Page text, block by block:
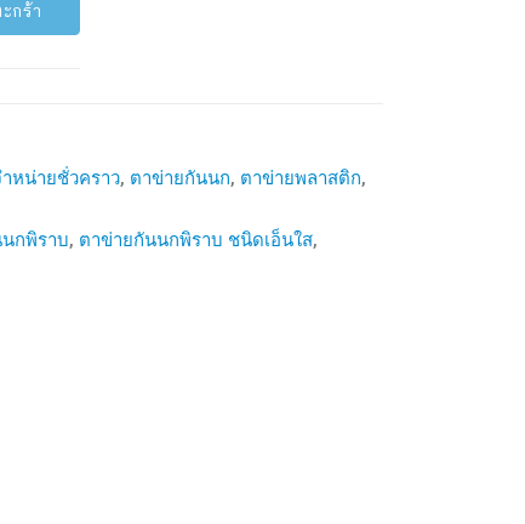
กร้า
หน่ายชั่วคราว, ตาข่ายกันนก, ตาข่ายพลาสติก,
กพิราบ, ตาข่ายกันนกพิราบ ชนิดเอ็นใส,